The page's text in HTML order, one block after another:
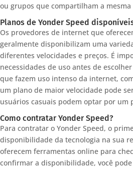
ou grupos que compartilham a mesma
Planos de Yonder Speed
Os provedores de internet que
geralmente disponibilizam uma
diferentes velocidades e preços. É
necessidades de uso antes de
que fazem uso intenso da internet,
um plano de maior velocidade pode
usuários casuais podem optar por um
Como contratar Yonder Speed?
Para contratar o Yonder Speed, o
disponibilidade da tecnologia na sua
oferecem ferramentas online para
confirmar a disponibilidade, você